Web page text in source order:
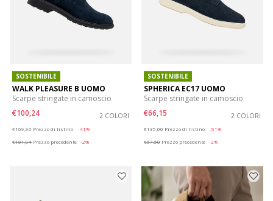
SOSTENIBILE
WALK PLEASURE B UOMO
Scarpe stringate in camoscio
€100,24
2 COLORI
€169,90 Prezzo di listino
-41%
€101,94 Prezzo precedente -2%
SOSTENIBILE
SPHERICA EC17 UOMO
Scarpe stringate in camoscio
€66,15
2 COLORI
€135,00 Prezzo di listino
-51%
€67,50 Prezzo precedente -2%